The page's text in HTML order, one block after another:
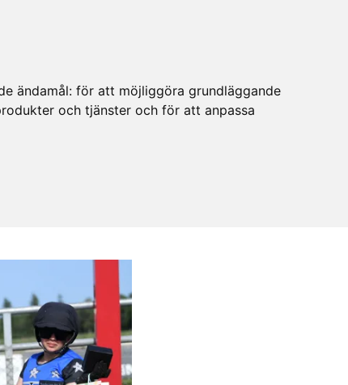
ändamål: för att möjliggöra grundläggande
och tjänster och för att anpassa